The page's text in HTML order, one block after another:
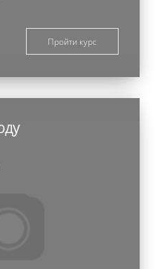
Пройти курс